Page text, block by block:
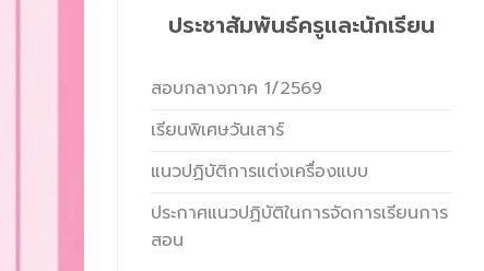
ประชาสัมพันธ์ครูและนักเรียน
สอบกลางภาค 1/2569
เรียนพิเศษวันเสาร์
แนวปฏิบัติการแต่งเครื่องแบบ
ประกาศแนวปฏิบัติในการจัดการเรียนการ
สอน